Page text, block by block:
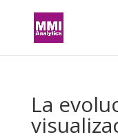
La